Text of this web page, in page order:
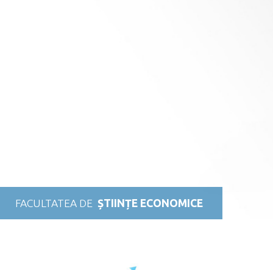
FACULTATEA DE ȘTIINȚE ECONOMICE